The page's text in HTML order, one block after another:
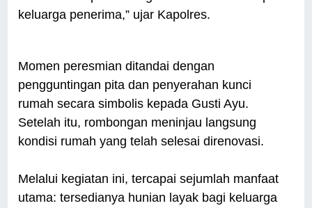
keluarga penerima,” ujar Kapolres.
Momen peresmian ditandai dengan
pengguntingan pita dan penyerahan kunci
rumah secara simbolis kepada Gusti Ayu.
Setelah itu, rombongan meninjau langsung
kondisi rumah yang telah selesai direnovasi.
Melalui kegiatan ini, tercapai sejumlah manfaat
utama: tersedianya hunian layak bagi keluarga